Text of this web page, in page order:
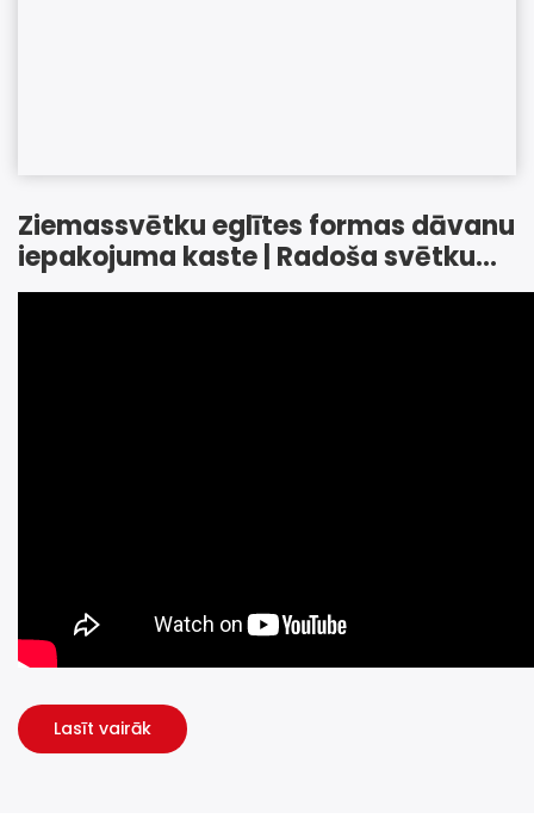
Ziemassvētku eglītes formas dāvanu
iepakojuma kaste | Radoša svētku
stingrā papīra kaste
Lasīt vairāk